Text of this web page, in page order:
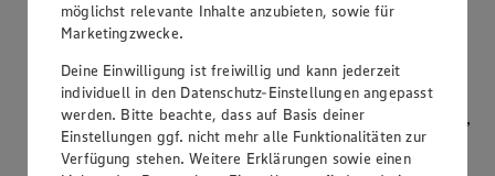
Schale der zweiten Zitrone abreiben. Marzipan reiben, mit
Zitronenschale und Konfitüre mischen. Johannisbeeren
waschen, abtropfen lassen. Beeren mit einer Gabel von den
Rispen streifen.
Hefeteig nochmals gründlich kneten. Ist der Teig zu klebrig,
weitere 3–5 EL Mehl unterkneten. Auf einer bemehlten
Arbeitsfläche Teig zu einem Rechteck von 50 x 30 cm
möglichst relevante Inhalte anzubieten, sowie für
Marketingzwecke.
Deine Einwilligung ist freiwillig und kann jederzeit
individuell in den Datenschutz-Einstellungen angepasst
werden. Bitte beachte, dass auf Basis deiner
Einstellungen ggf. nicht mehr alle Funktionalitäten zur
Verfügung stehen. Weitere Erklärungen sowie einen